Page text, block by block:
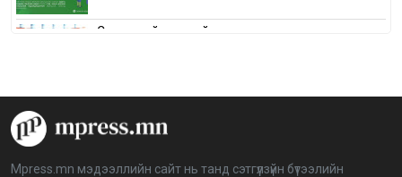
Сонгуулийн хуулийн зөрчил, шалгах,
аймагт үргэлжилж байна
Mpress.mn мэдээллийн сайт нь танд сэтгүүлзүйн бүтээлийн